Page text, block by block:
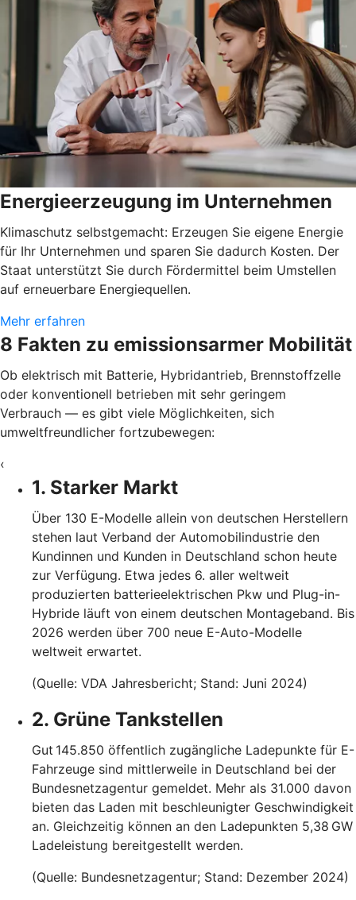
Energieerzeugung im Unternehmen
Klimaschutz selbstgemacht: Erzeugen Sie eigene Energie
für Ihr Unternehmen und sparen Sie dadurch Kosten. Der
Staat unterstützt Sie durch Fördermittel beim Umstellen
auf erneuerbare Energiequellen.
Mehr erfahren
8 Fakten zu emissionsarmer Mobilität
Ob elektrisch mit Batterie, Hybridantrieb, Brennstoffzelle
oder konventionell betrieben mit sehr geringem
Verbrauch — es gibt viele Möglichkeiten, sich
umweltfreundlicher fortzubewegen:
‹
1. Starker Markt
Über 130 E-Modelle allein von deutschen Herstellern
stehen laut Verband der Automobilindustrie den
Kundinnen und Kunden in Deutschland schon heute
zur Verfügung. Etwa jedes 6. aller weltweit
produzierten batterieelektrischen Pkw und Plug-in-
Hybride läuft von einem deutschen Montageband. Bis
2026 werden über 700 neue E-Auto-Modelle
weltweit erwartet.
(Quelle: VDA Jahresbericht; Stand: Juni 2024)
2. Grüne Tankstellen
Gut 145.850 öffentlich zugängliche Ladepunkte für E-
Fahrzeuge sind mittlerweile in Deutschland bei der
Bundesnetzagentur gemeldet. Mehr als 31.000 davon
bieten das Laden mit beschleunigter Geschwindigkeit
an. Gleichzeitig können an den Ladepunkten 5,38 GW
Ladeleistung bereitgestellt werden.
(Quelle: Bundesnetzagentur; Stand: Dezember 2024)